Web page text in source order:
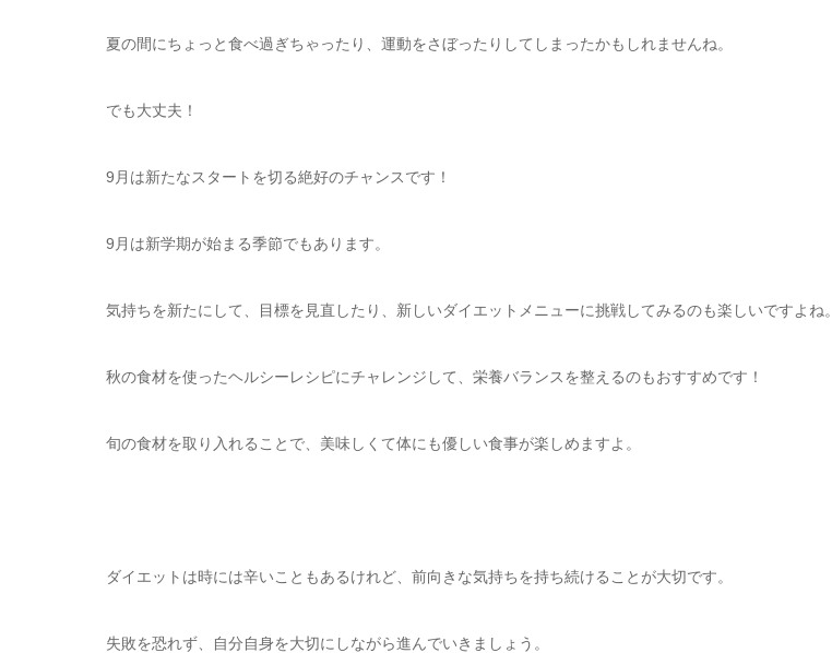
夏の間にちょっと食べ過ぎちゃったり、運動をさぼったりしてしまったかもしれませんね。
でも大丈夫！
9月は新たなスタートを切る絶好のチャンスです！
9月は新学期が始まる季節でもあります。
気持ちを新たにして、目標を見直したり、新しいダイエットメニューに挑戦してみるのも楽しいですよね。
秋の食材を使ったヘルシーレシピにチャレンジして、栄養バランスを整えるのもおすすめです！
旬の食材を取り入れることで、美味しくて体にも優しい食事が楽しめますよ。
ダイエットは時には辛いこともあるけれど、前向きな気持ちを持ち続けることが大切です。
失敗を恐れず、自分自身を大切にしながら進んでいきましょう。